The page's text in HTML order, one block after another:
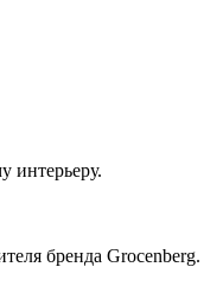
интерьеру.
бренда Groсenberg.